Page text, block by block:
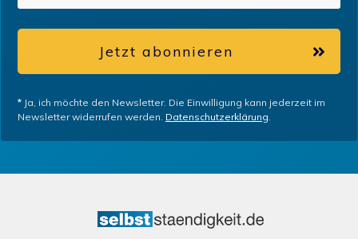
Jetzt abonnieren
* Ja, ich möchte den Newsletter. Die Einwilligung kann jederzeit im
Newsletter widerrufen werden. Datenschutzerklärung.